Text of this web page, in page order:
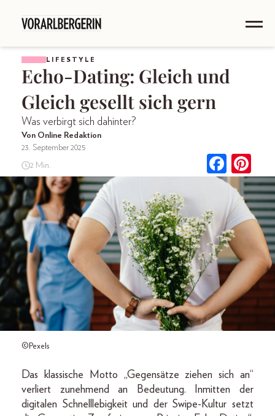
LIFESTYLE
Echo-Dating: Gleich und
Gleich gesellt sich gern
Was verbirgt sich dahinter?
Von Online Redaktion
23. September 2025
2 Min.
©Pexels
Das klassische Motto „Gegensätze ziehen sich an“
verliert zunehmend an Bedeutung. Inmitten der
digitalen Schnelllebigkeit und der Swipe-Kultur setzt